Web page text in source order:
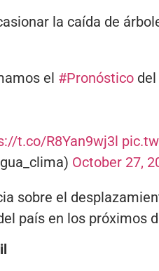
la caída de
el #Pronósticodel
t.co/R8Yan9wj3l
October 27,
sobre el
país en los próximos